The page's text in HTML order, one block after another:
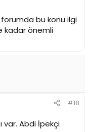
ile Salon işini
önceliğimiz
forumda bu konu ilgi
kadar önemli
#18
var. Abdi İpekçi